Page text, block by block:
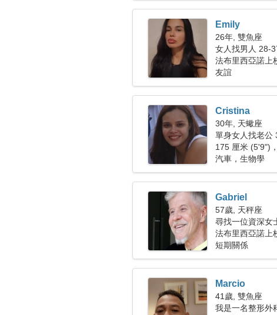
Emily
26年, 雙魚座
女人找男人 28-
法布里西亞諾上
友誼
Cristina
30年, 天蠍座
單身女人找老公
175 厘米 (5'9")
汽車，生物學
Gabriel
57歲, 天秤座
尋找一位資深女
法布里西亞諾上
短期關係
Marcio
41歲, 雙魚座
我是一名整形外